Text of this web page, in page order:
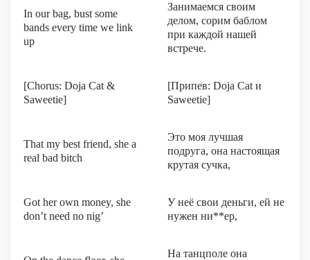
In our bag, bust some
bands every time we link
up
Занимаемся своим
делом, сорим баблом
при каждой нашей
встрече.
[Chorus: Doja Cat &
Saweetie]
[Припев: Doja Cat и
Saweetie]
That my best friend, she a
real bad bitch
Это моя лучшая
подруга, она настоящая
крутая сучка,
Got her own money, she
don’t need no nig’
У неё свои деньги, ей не
нужен ни**ер,
На танцполе она